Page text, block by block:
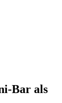
Bar als